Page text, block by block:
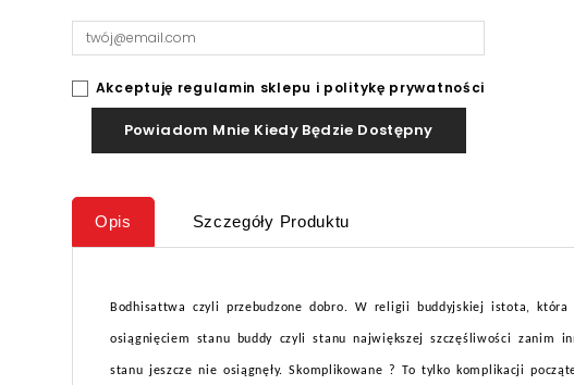
Akceptuję regulamin sklepu i politykę prywatności
Powiadom Mnie Kiedy Będzie Dostępny
Opis Szczegóły Produktu
Bodhisattwa czyli przebudzone dobro. W religii buddyjskiej istota, która
osiągnięciem stanu buddy czyli stanu największej szczęśliwości zanim
stanu jeszcze nie osiągnęły. Skomplikowane ? To tylko komplikacji